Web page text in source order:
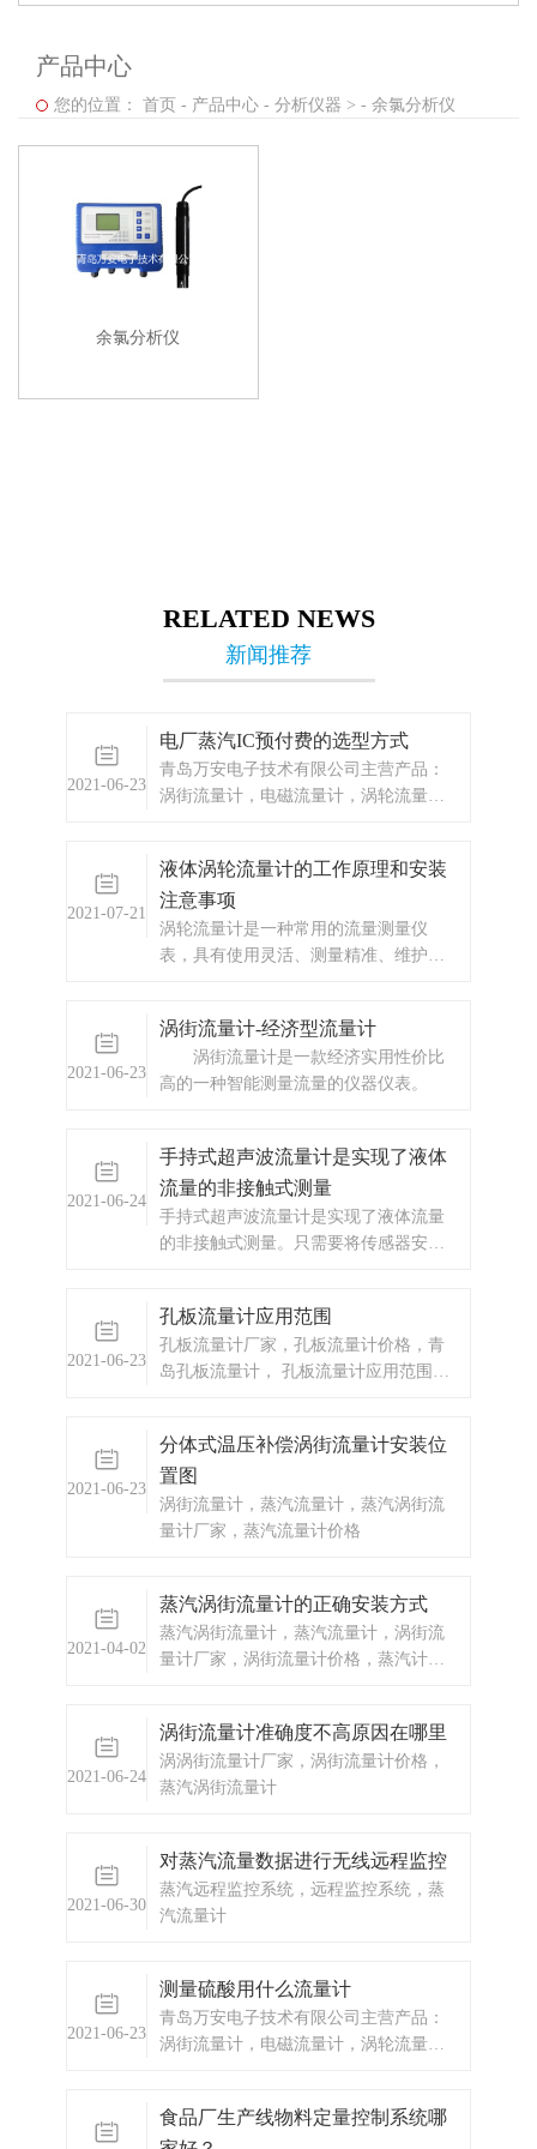
产品中心
您的位置： 首页 - 产品中心 - 分析仪器 > - 余氯分析仪
余氯分析仪
RELATED NEWS
新闻推荐
2021-06-23
电厂蒸汽IC预付费的选型方式
青岛万安电子技术有限公司主营产品：
涡街流量计，电磁流量计，涡轮流量
仪器，水质监测设备，压力仪表等，以
及承接电气自动化项目。
2021-07-21
液体涡轮流量计的工作原理和安装
注意事项
涡轮流量计是一种常用的流量测量仪
表，具有使用灵活、测量精准、维护简
2021-06-23
涡街流量计-经济型流量计
涡街流量计是一款经济实用性价比
高的一种智能测量流量的仪器仪表。
2021-06-24
手持式超声波流量计是实现了液体
流量的非接触式测量
手持式超声波流量计是实现了液体流量
的非接触式测量。只需要将传感器安装
点。
2021-06-23
孔板流量计应用范围
孔板流量计厂家，孔板流量计价格，青
岛孔板流量计， 孔板流量计应用范围比
泛适用于冶金、电力、煤炭、化工、石
油、交通、建筑、轻纺、食品、医药、
农业、环境保护及人民日常生活等国民
经济各个领域。能源计量能源分为一次
2021-06-23
分体式温压补偿涡街流量计安装位
置图
涡街流量计，蒸汽流量计，蒸汽涡街流
量计厂家，蒸汽流量计价格
2021-04-02
蒸汽涡街流量计的正确安装方式
蒸汽涡街流量计，蒸汽流量计，涡街流
量计厂家，涡街流量计价格，蒸汽计量
2021-06-24
涡街流量计准确度不高原因在哪里
涡涡街流量计厂家，涡街流量计价格，
蒸汽涡街流量计
2021-06-30
对蒸汽流量数据进行无线远程监控
蒸汽远程监控系统，远程监控系统，蒸
汽流量计
2021-06-23
测量硫酸用什么流量计
青岛万安电子技术有限公司主营产品：
涡街流量计，电磁流量计，涡轮流量
等，以及承接电气自动化项目。欢迎来
食品厂生产线物料定量控制系统哪